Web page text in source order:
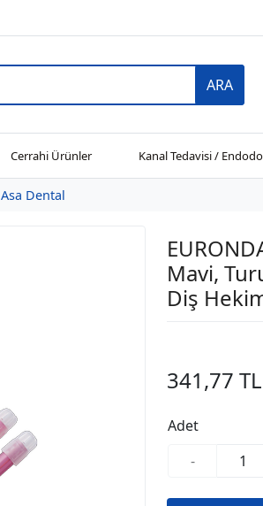
ARA
Cerrahi Ürünler Kanal Tedavisi /
Asa Dental
Mavi,
Diş
341,77 TL
Adet
-